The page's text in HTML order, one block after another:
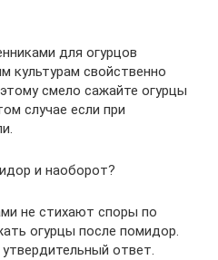
для огурцов
культурам свойственно
смело сажайте огурцы
случае если при
и наоборот?
не стихают споры по
огурцы после помидор.
ответ.